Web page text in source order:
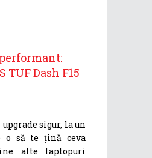
TUF Dash F15
sigur, la un
o să te țină ceva
alte laptopuri